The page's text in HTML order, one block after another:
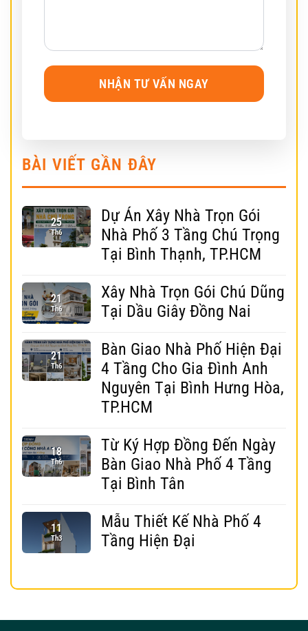
BÀI VIẾT GẦN ĐÂY
25
Th6
Dự Án Xây Nhà Trọn Gói
Nhà Phố 3 Tầng Chú Trọng
Tại Bình Thạnh, TP.HCM
21
Th6
Xây Nhà Trọn Gói Chú Dũng
Tại Dầu Giây Đồng Nai
21
Th6
Bàn Giao Nhà Phố Hiện Đại
4 Tầng Cho Gia Đình Anh
Nguyên Tại Bình Hưng Hòa,
TP.HCM
18
Th6
Từ Ký Hợp Đồng Đến Ngày
Bàn Giao Nhà Phố 4 Tầng
Tại Bình Tân
11
Th3
Mẫu Thiết Kế Nhà Phố 4
Tầng Hiện Đại